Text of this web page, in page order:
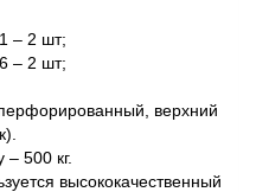
– 2 шт;
– 2 шт;
верхний
500 кг.
высококачественный